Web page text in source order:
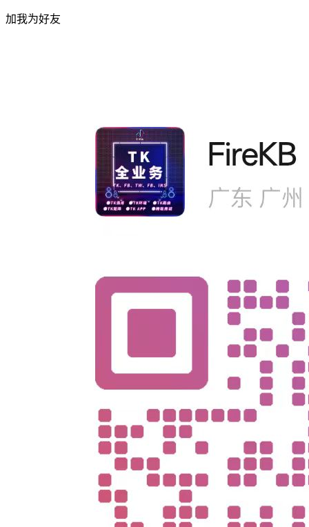
加我为好友